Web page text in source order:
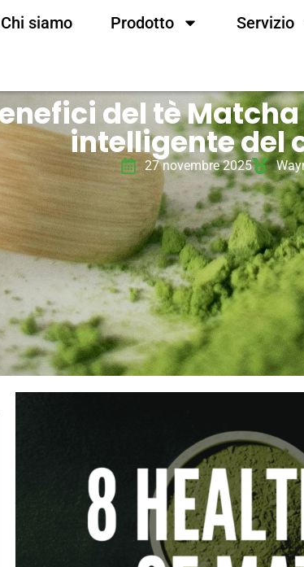
Chi siamo Prodotto Servizio
del tè Matcha
intelligente del
27 novembre 2025